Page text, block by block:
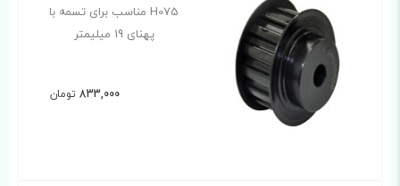
H075 مناسب برای تسمه با
پهنای 19 میلیمتر
833,000 تومان